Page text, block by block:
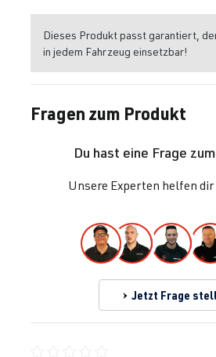
Dieses Produkt passt garantiert,
in jedem Fahrzeug einsetzbar!
Fragen zum Produkt
Du hast eine Frage
Unsere Experten helfen
Jetzt Frage